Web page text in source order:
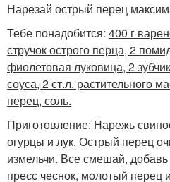
Нарезай острый перец
Тебе понадобится: 400 г
стручок острого перца, 2
фиолетовая луковица, 2
соуса, 2 ст.л. растительного
перец, соль.
Приготовление: Нарежь
огурцы и лук. Острый перец
измельчи. Все смешай,
пресс чеснок, молотый перец